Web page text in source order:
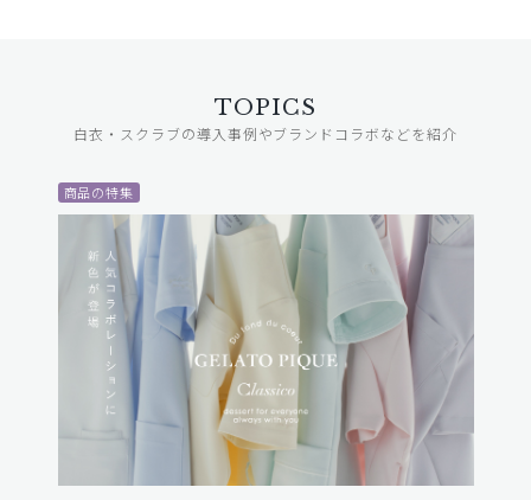
TOPICS
白衣・スクラブの導入事例やブランドコラボなどを紹介
商品の特集